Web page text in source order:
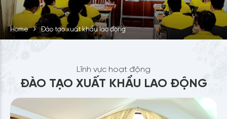
Home Đào tạo xuất khẩu lao động
Lĩnh vực hoạt động
ĐÀO TẠO XUẤT KHẨU LAO ĐỘNG